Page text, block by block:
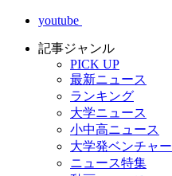
youtube
記事ジャンル
PICK UP
最新ニュース
ランキング
大学ニュース
小中高ニュース
大学発ベンチャー
ニュース特集